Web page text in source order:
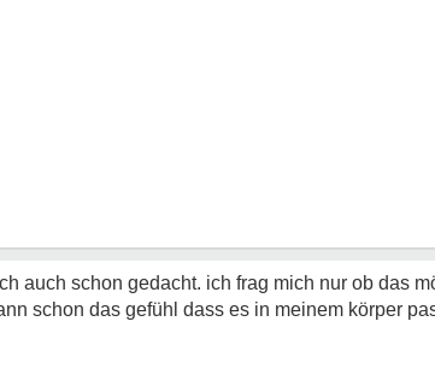
auch schon gedacht. ich frag mich nur ob das
schon das gefühl dass es in meinem körper